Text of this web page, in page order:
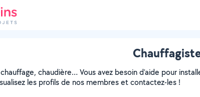
chaudière… Vous avez besoin d'aide pour
les profils de nos membres et contactez-les !